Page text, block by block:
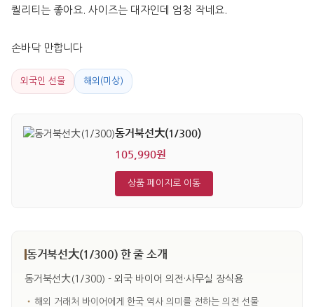
퀄리티는 좋아요. 사이즈는 대자인데 엄청 작네요.
손바닥 만합니다
외국인 선물 해외(미상)
동거북선大(1/300)
105,990원
상품 페이지로 이동
동거북선大(1/300) 한 줄 소개
동거북선大(1/300) - 외국 바이어 의전·사무실 장식용
• 해외 거래처 바이어에게 한국 역사 의미를 전하는 의전 선물